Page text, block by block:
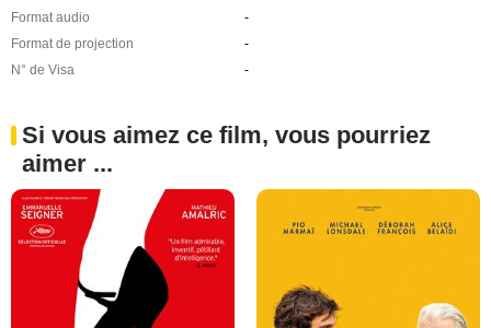
Format audio
-
Format de projection
-
N° de Visa
-
Si vous aimez ce film, vous pourriez
aimer ...